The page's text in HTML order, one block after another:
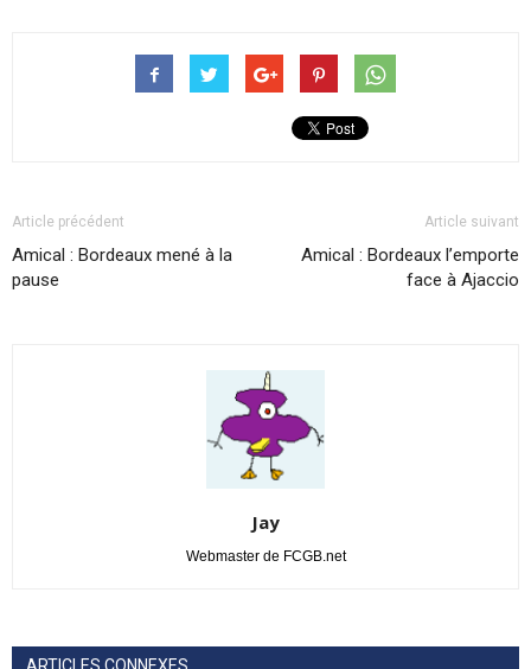
Article précédent
Amical : Bordeaux mené à la
pause
Article suivant
Amical : Bordeaux l’emporte
face à Ajaccio
Jay
Webmaster de FCGB.net